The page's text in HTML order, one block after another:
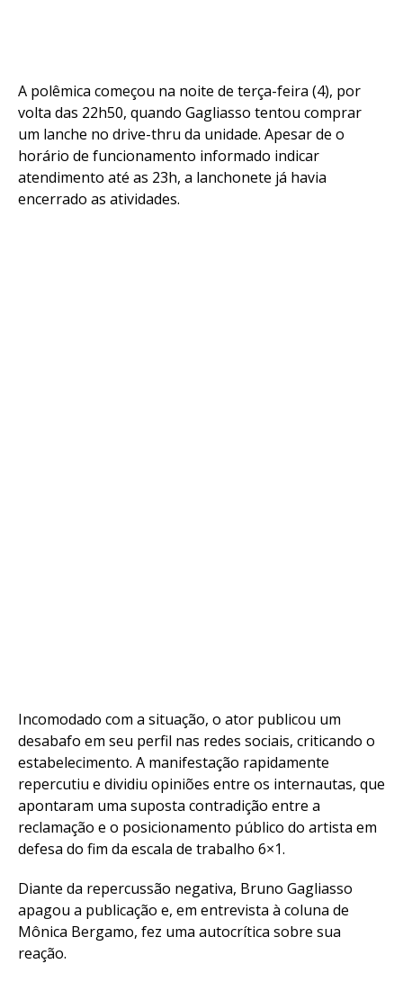
A polêmica começou na noite de terça-feira (4), por
volta das 22h50, quando Gagliasso tentou comprar
um lanche no drive-thru da unidade. Apesar de o
horário de funcionamento informado indicar
atendimento até as 23h, a lanchonete já havia
encerrado as atividades.
Incomodado com a situação, o ator publicou um
desabafo em seu perfil nas redes sociais, criticando o
estabelecimento. A manifestação rapidamente
repercutiu e dividiu opiniões entre os internautas, que
apontaram uma suposta contradição entre a
reclamação e o posicionamento público do artista em
defesa do fim da escala de trabalho 6×1.
Diante da repercussão negativa, Bruno Gagliasso
apagou a publicação e, em entrevista à coluna de
Mônica Bergamo, fez uma autocrítica sobre sua
reação.